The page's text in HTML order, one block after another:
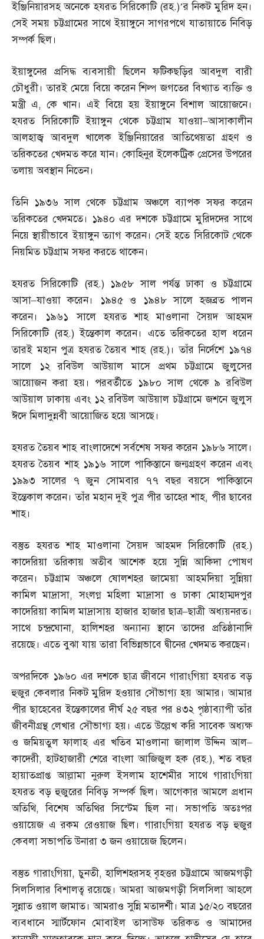
ইঞ্জিনিয়ারসহ অনেকে হযরত সিরিকোটি (রহ.)’র নিকট মুরিদ হন।
সেই সময় চট্টগ্রামের সাথে ইয়াঙ্গুনে সাগরপথে যাতায়াতে নিবিড়
সম্পর্ক ছিল।
ইয়াঙ্গুনের প্রসিদ্ধ ব্যবসায়ী ছিলেন ফটিকছড়ির আবদুল বারী
চৌধুরী। তারই মেয়ে বিয়ে করেন শিল্প জগতের বিখ্যাত ব্যক্তি ও
মন্ত্রী এ,কে খান। এই বিয়ে হয় ইয়াঙ্গুনে বিশাল আয়োজনে।
হযরত সিরিকোটি ইয়াঙ্গুন থেকে চট্টগ্রাম যাওয়া–আসাকালীন
আলহাজ্ব আবদুল খালেক ইঞ্জিনিয়ারের আতিথেয়তা গ্রহণ ও
তরিকতের খেদমত করে যান। কোহিনুর ইলেকট্রিক প্রেসের উপরের
তলায় অবস্থান নিতেন।
তিনি ১৯৩৬ সাল থেকে চট্টগ্রাম অঞ্চলে ব্যাপক সফর করেন
তরিকতের খেদমতে। ১৯৪০ এর দশকে চট্টগ্রামে মুরিদদের সাথে
নিয়ে স্থায়ীভাবে ইয়াঙ্গুন ত্যাগ করেন। সেই হতে সিরিকোট থেকে
নিয়মিত চট্টগ্রাম সফর করতে থাকেন।
হযরত সিরিকোটি (রহ.) ১৯৫৮ সাল পর্যন্ত ঢাকা ও চট্টগ্রামে
আসা–যাওয়া করেন। ১৯৪৫ ও ১৯৪৮ সালে হজব্রত পালন
করেন। ১৯৬১ সালে হযরত শাহ মাওলানা সৈয়দ আহমদ
সিরিকোটি (রহ.)ইন্তেকাল করেন। এতে তরিকতের হাল ধরেন
তারই মহান পুত্র হযরত তৈয়ব শাহ (রহ.)। তাঁর নির্দেশে ১৯৭৪
সালে ১২ রবিউল আউয়াল মাসে প্রথম চট্টগ্রামে জুলুসের
আয়োজন করা হয়। পরবর্তীতে ১৯৮০ সাল থেকে ৯ রবিউল
আউয়াল ঢাকায় এবং ১২ রবিউল আউয়াল চট্টগ্রামে জশনে জুলুস
ঈদে মিলাদুন্নবী আয়োজিত হয়ে আসছে।
হযরত তৈয়ব শাহ বাংলাদেশে সর্বশেষ সফর করেন ১৯৮৬ সালে।
হযরত তৈয়ব শাহ ১৯১৬ সালে পাকিস্তানে জন্মগ্রহণ করেন এবং
১৯৯৩ সালের ৭ জুন সোমবার ৭৭ বছর বয়সে পাকিস্তানে
ইন্তেকাল করেন। তাঁর মহান দুই পুত্র পীর তাহের শাহ, পীর ছাবের
শাহ।
বস্তুত হযরত শাহ মাওলানা সৈয়দ আহমদ সিরিকোটি (রহ.)
কাদেরিয়া তরিকায় অতীব আশেক হয়ে সুন্নি আকিদা পোষণ
করেন। চট্টগ্রাম অঞ্চলে ষোলশহর জামেয়া আহমদিয়া সুন্নিয়া
কামিল মাদ্রাসা,সংলগ্ন মহিলা মাদ্রাসা ও ঢাকা মোহাম্মদপুর
কাদেরিয়া কামিল মাদ্রাসায় হাজার হাজার ছাত্র–ছাত্রী অধ্যয়নরত।
সাথে চন্দ্রঘোনা,হালিশহর অন্যান্য স্থানে তাদের প্রতিষ্ঠানাদি
রয়েছে। এতে বুঝা যায় তারা বিভিন্নভাবে দ্বীনের খেদমত করছেন।
অপরদিকে ১৯৬০ এর দশকে ছাত্র জীবনে গারাংগিয়া হযরত বড়
হুজুর কেবলার নিকট মুরিদ হওয়ার সৌভাগ্য হয় আমার। আমার
পীর ছাহেবের ইন্তেকালের দীর্ঘ ২৫ বছর পর ৪৩২ পৃষ্ঠাব্যাপী তাঁর
জীবনীগ্রন্থ লেখার সৌভাগ্য হয়। এতে উল্লেখ করি সাবেক অধ্যক্ষ
ও জমিয়তুল ফালাহ এর খতিব মাওলানা জালাল উদ্দিন আল–
কাদেরী,হাটহাজারী শেরে বাংলা আজিজুল হক (রহ.),শত বছর
হায়াতপ্রাপ্ত আল্লামা নুরুল ইসলাম হাশেমীর সাথে গারাংগিয়া
হযরত বড় হুজুরের নিবিড় সম্পর্ক ছিল। আগেকার আমলে প্রধান
অতিথি,বিশেষ অতিথির সিস্টেম ছিল না। সভাপতি অতঃপর
ওয়ায়েজ এ রকম রেওয়াজ ছিল। গারাংগিয়া হযরত বড় হুজুর
কেবলা সভাপতি উনারা ৩ জন ওয়ায়েজ ছিলেন।
বস্তুত গারাংগিয়া,চুনতী,হালিশহরসহ বৃহত্তর চট্টগ্রামে আজমগড়ী
সিলসিলার বিশালত্ব রয়েছে। আমরা আজমগড়ী সিলসিলা আহলে
সুন্নাত ওয়াল জামাত। আমরাও সুন্নি মতাদর্শী। মাত্র ১৫/২০ বছরের
ব্যবধানে স্মার্টফোন মোবাইল তাসাউফ তরিকত ও আমাদের